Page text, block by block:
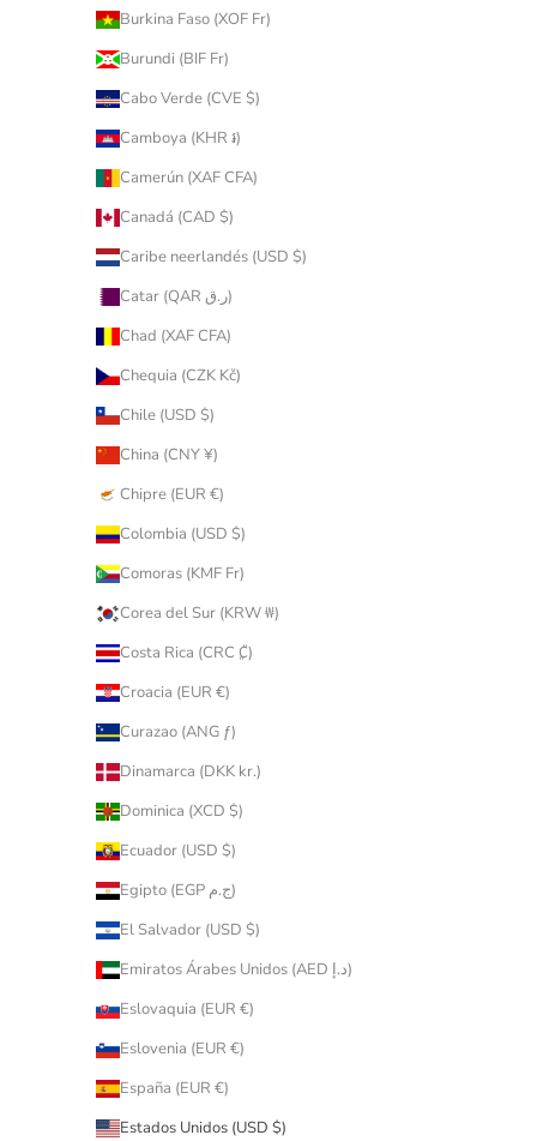
Burkina Faso (XOF Fr)
Burundi (BIF Fr)
Cabo Verde (CVE $)
Camboya (KHR ៛)
Camerún (XAF CFA)
Canadá (CAD $)
Caribe neerlandés (USD $)
Catar (QAR ر.ق)
Chad (XAF CFA)
Chequia (CZK Kč)
Chile (USD $)
China (CNY ¥)
Chipre (EUR €)
Colombia (USD $)
Comoras (KMF Fr)
Corea del Sur (KRW ₩)
Costa Rica (CRC ₡)
Croacia (EUR €)
Curazao (ANG ƒ)
Dinamarca (DKK kr.)
Dominica (XCD $)
Ecuador (USD $)
Egipto (EGP ج.م)
El Salvador (USD $)
Emiratos Árabes Unidos (AED د.إ)
Eslovaquia (EUR €)
Eslovenia (EUR €)
España (EUR €)
Estados Unidos (USD $)